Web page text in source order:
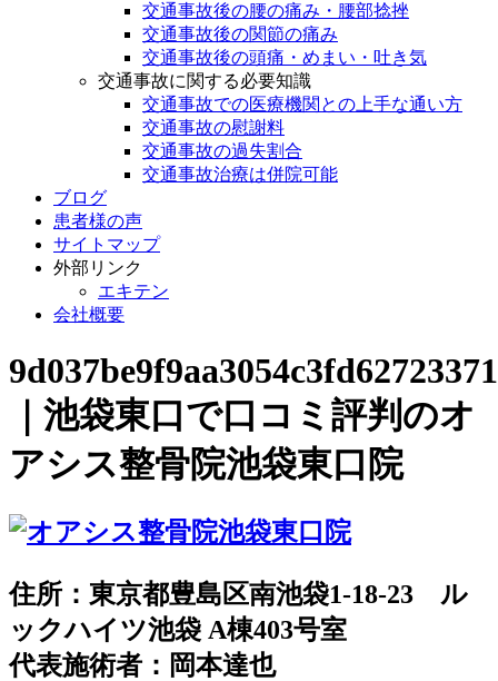
交通事故後の腰の痛み・腰部捻挫
交通事故後の関節の痛み
交通事故後の頭痛・めまい・吐き気
交通事故に関する必要知識
交通事故での医療機関との上手な通い方
交通事故の慰謝料
交通事故の過失割合
交通事故治療は併院可能
ブログ
患者様の声
サイトマップ
外部リンク
エキテン
会社概要
｜池袋東口で口コミ評判のオ
アシス整骨院池袋東口院
住所：東京都豊島区南池袋1-18-23 ル
ックハイツ池袋 A棟403号室
代表施術者：岡本達也